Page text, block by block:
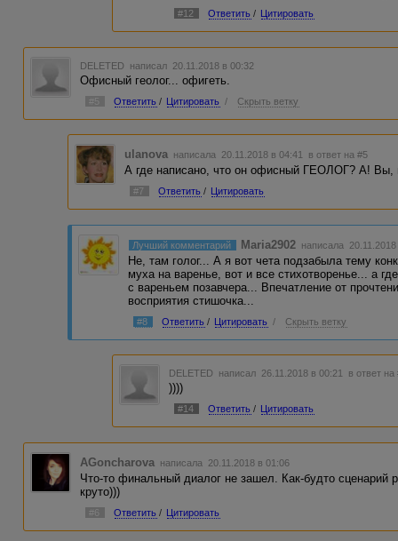
#12 Ответить / Цитировать
DELETED написал 20.11.2018 в 00:32
Офисный геолог... офигеть.
#5 Ответить / Цитировать / Скрыть ветку
ulanova написала 20.11.2018 в 04:41 в ответ на #5
А где написано, что он офисный ГЕОЛОГ? А! Вы,
#7 Ответить / Цитировать
Лучший комментарий Maria2902 написала
Не, там голог... А я вот чета подзабыла тему
муха на варенье, вот и все стихотворенье... а
с вареньем позавчера... Впечатление от
восприятия стишочка...
#8 Ответить / Цитировать / Скрыть ветку
DELETED написал 26.11.2018 в 00:21 в ответ на
))))
#14 Ответить / Цитировать
AGoncharova написала 20.11.2018 в 01:06
Что-то финальный диалог не зашел. Как-будто сценарий
круто)))
#6 Ответить / Цитировать